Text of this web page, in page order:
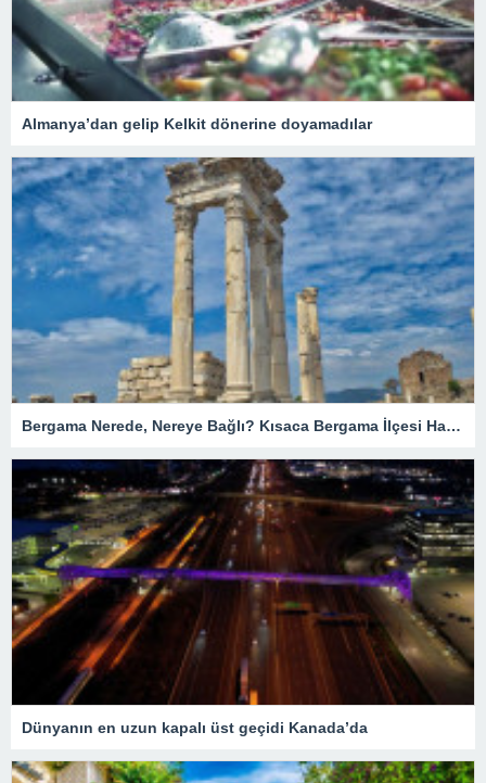
Almanya’dan gelip Kelkit dönerine doyamadılar
Bergama Nerede, Nereye Bağlı? Kısaca Bergama İlçesi Hakkında Bilgiler
Dünyanın en uzun kapalı üst geçidi Kanada’da